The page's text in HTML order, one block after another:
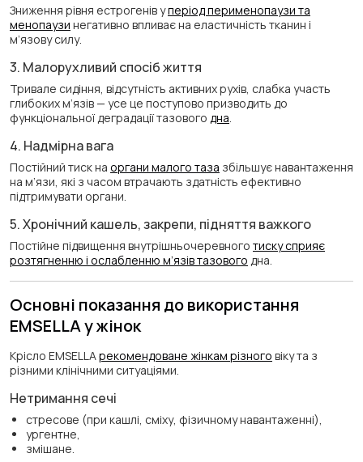
Зниження рівня естрогенів уперіод перименопаузи та
менопаузи негативно впливає на еластичність тканин і
м’язову силу.
3. Малорухливий спосіб життя
Тривале сидіння, відсутність активних рухів, слабка участь
глибоких м’язів — усе це поступово призводить до
функціональної деградації тазового дна
4. Надмірна вага
Постійний тиск на органи малого таза збільшує навантаження
на м’язи, які з часом втрачають здатність ефективно
підтримувати органи.
5. Хронічний кашель, закрепи, підняття важкого
Постійне підвищення внутрішньочеревного тиску сприяє
розтягненню і ослабленню м’язів тазового дна.
Основні показання до використання
EMSELLA у жінок
Крісло EMSELLA рекомендоване жінкам різного віку та з
різними клінічними ситуаціями.
Нетримання сечі
стресове (при кашлі, сміху, фізичному навантаженні),
ургентне,
змішане.